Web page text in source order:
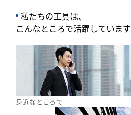
私たちの工具は、
こんなところで活躍しています
身近なところで